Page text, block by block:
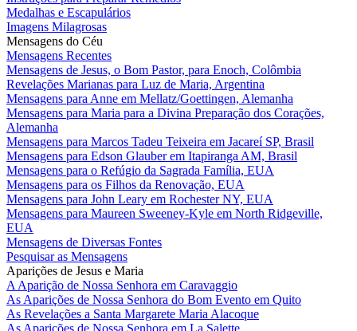
Medalhas e Escapulários
Imagens Milagrosas
Mensagens do Céu
Mensagens Recentes
Mensagens de Jesus, o Bom Pastor, para Enoch, Colômbia
Revelações Marianas para Luz de Maria, Argentina
Mensagens para Anne em Mellatz/Goettingen, Alemanha
Mensagens para Maria para a Divina Preparação dos Corações,
Alemanha
Mensagens para Marcos Tadeu Teixeira em Jacareí SP, Brasil
Mensagens para Edson Glauber em Itapiranga AM, Brasil
Mensagens para o Refúgio da Sagrada Família, EUA
Mensagens para os Filhos da Renovação, EUA
Mensagens para John Leary em Rochester NY, EUA
Mensagens para Maureen Sweeney-Kyle em North Ridgeville,
EUA
Mensagens de Diversas Fontes
Pesquisar as Mensagens
Aparições de Jesus e Maria
A Aparição de Nossa Senhora em Caravaggio
As Aparições de Nossa Senhora do Bom Evento em Quito
As Revelações a Santa Margarete Maria Alacoque
As Aparições de Nossa Senhora em La Salette